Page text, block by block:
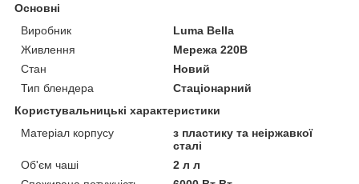
Основні
Виробник
Luma Bella
Живлення
Мережа 220В
Стан
Новий
Тип блендера
Стаціонарний
Користувальницькі характеристики
Матеріал корпусу
з пластику та неіржавкої
сталі
Об'єм чаші
2 л л